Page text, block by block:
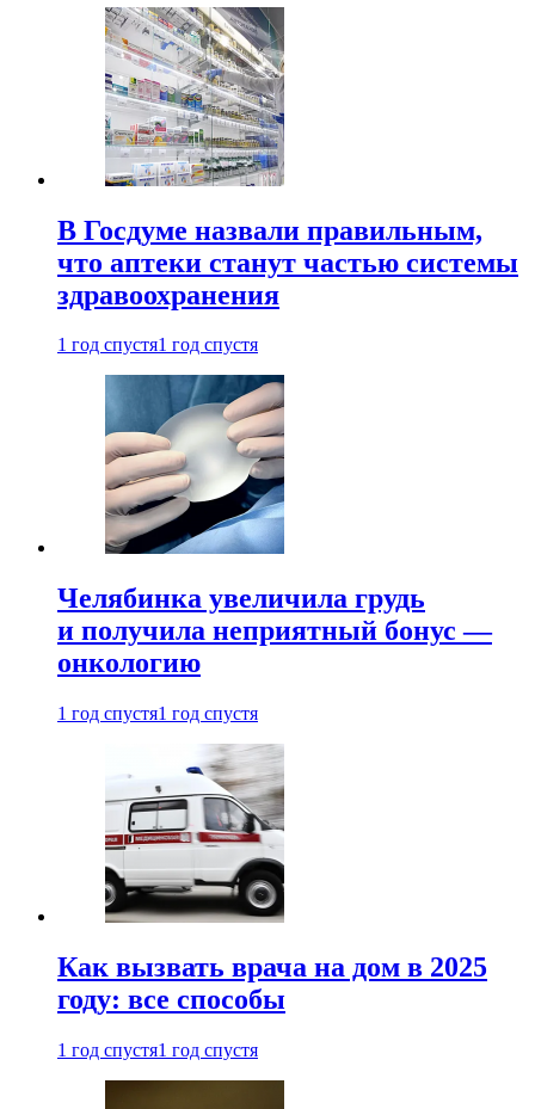
В Госдуме назвали правильным,
что аптеки станут частью системы
здравоохранения
1 год спустя1 год спустя
Челябинка увеличила грудь
и получила неприятный бонус —
онкологию
1 год спустя1 год спустя
Как вызвать врача на дом в 2025
году: все способы
1 год спустя1 год спустя